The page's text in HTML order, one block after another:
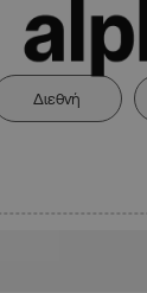
Διεθνή